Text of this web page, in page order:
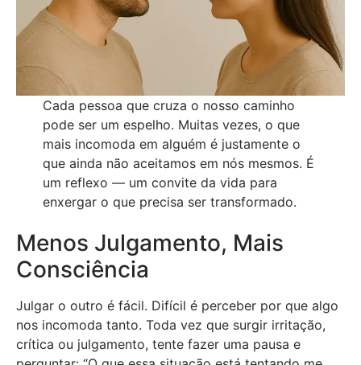
Cada pessoa que cruza o nosso caminho
pode ser um espelho. Muitas vezes, o que
mais incomoda em alguém é justamente o
que ainda não aceitamos em nós mesmos. É
um reflexo — um convite da vida para
enxergar o que precisa ser transformado.
Menos Julgamento, Mais
Consciência
Julgar o outro é fácil. Difícil é perceber por que algo
nos incomoda tanto. Toda vez que surgir irritação,
crítica ou julgamento, tente fazer uma pausa e